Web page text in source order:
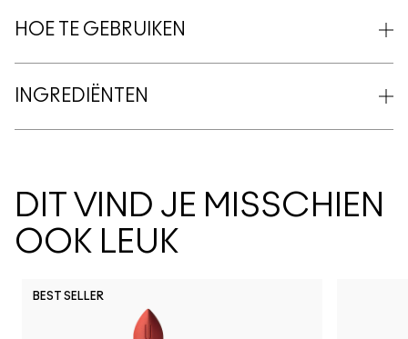
HOE TE GEBRUIKEN
INGREDIËNTEN
DIT VIND JE MISSCHIEN
OOK LEUK
BEST SELLER